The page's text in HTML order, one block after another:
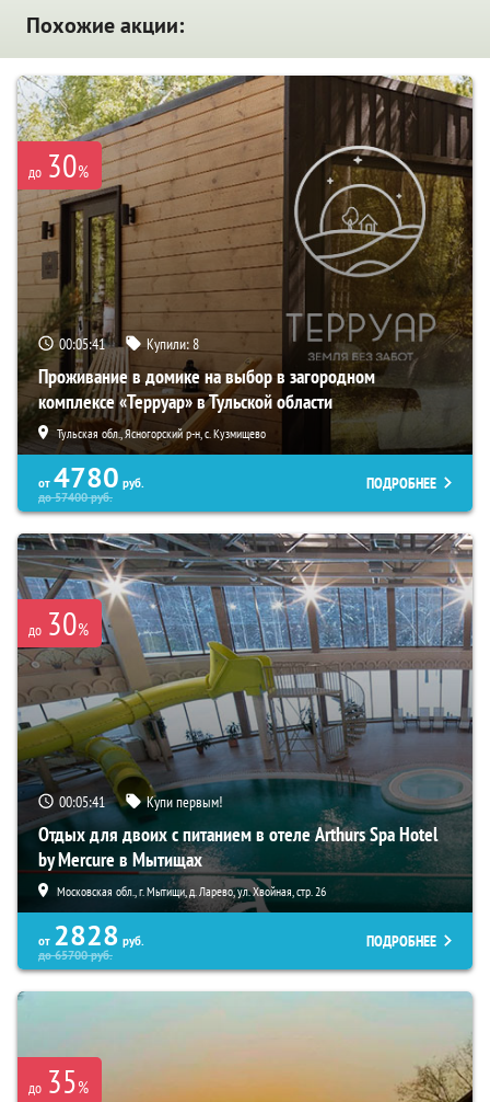
Похожие акции:
до 30%
00:05:39 Купили:8
Проживание в домике на выбор в загородном
комплексе «Терруар» в Тульской области
Тульская обл., Ясногорский р-н, с. Кузмищево
от 4780 руб.
до57400руб.
ПОДРОБНЕЕ
до 30%
00:05:39 Купи первым!
Отдых для двоих с питанием в отеле Arthurs Spa Hotel
by Mercure в Мытищах
Московская обл., г. Мытищи, д. Ларево, ул. Хвойная, стр. 26
от 2828 руб.
до65700руб.
ПОДРОБНЕЕ
до 35%